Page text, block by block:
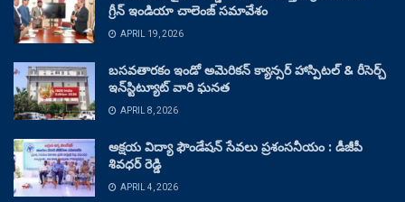
గ్రీన్ ఇండియా చాలెంజ్ సమావేశం
APRIL 19, 2026
బసవతారకం ఇండో అమెరికన్ క్యాన్సర్ హాస్పిటల్ & రీసెర్చ్
ఇన్‌స్టిట్యూట్ వారి ఘనత
APRIL 8, 2026
అక్షయ విద్యా ఫౌండేషన్ సేవలు ప్రశంసనీయం : డీజీపీ
శివధర్ రెడ్డి
APRIL 4, 2026